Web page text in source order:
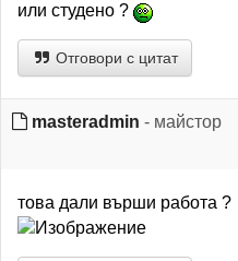
или студено ?
Отговори с цитат
masteradmin - майстор
това дали върши работа ?